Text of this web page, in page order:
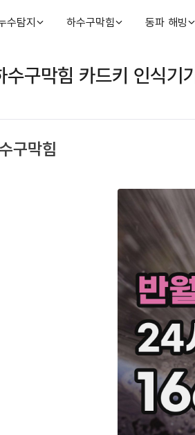
수탐지 하수구막힘 동파 해빙
수구막힘 카드키 인식기
구막힘